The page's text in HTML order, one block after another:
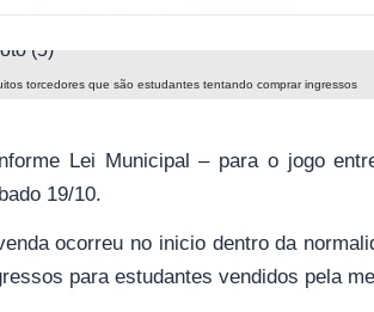
torcedores que são estudantes tentando comprar ingressos
Lei Municipal – para o jogo
19/10.
ocorreu no inicio dentro da
para estudantes vendidos pela